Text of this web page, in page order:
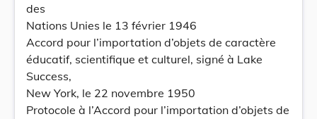
des
Nations Unies le 13 février 1946
Accord pour l’importation d’objets de caractère
éducatif, scientifique et culturel, signé à Lake
Success,
New York, le 22 novembre 1950
Protocole à l’Accord pour l’importation d’objets de